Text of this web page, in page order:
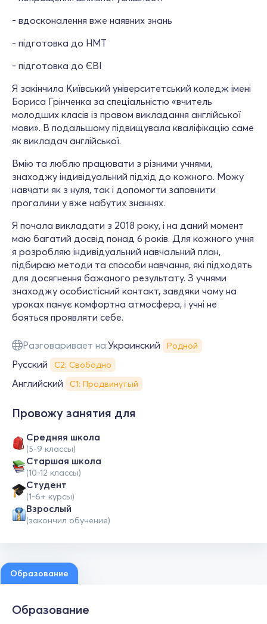
- вдосконалення вже наявних знань
- підготовка до НМТ
- підготовка до ЄВІ
Я закінчила Київський університетський коледж імені
Бориса Грінченка за спеціальністю «вчитель
молодших класів із правом викладання англійської
мови». В подальшому підвищувала кваліфікацію саме
як викладач англійської.
Вмію та люблю працювати з різними учнями,
знаходжу індивідуальний підхід до кожного. Можу
навчати як з нуля, так і допомогти заповнити
прогалини у вже набутих знаннях.
Я почала викладати з 2018 року, і на даний момент
маю багатий досвід понад 6 років. Для кожного учня
я розробляю індивідуальний навчальний план,
підбираю методи та способи навчання, які підходять
для досягнення бажаного результату. З учнями
знаходжу особистісний контакт, завдяки чому на
уроках панує комфортна атмосфера, і учні не
бояться проявляти себе.
Разговаривает на:Украинский Родной
Русский С2: Свободно
Английский С1: Продвинутый
Провожу занятия для
Средняя школа
(5-9 классы)
Cтаршая школа
(10-12 классы)
Студент
(1-6+ курсы)
Взрослый
(закончил обучение)
Образование
Образование